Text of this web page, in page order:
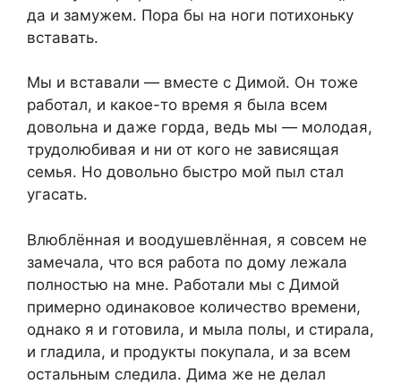
да и замужем. Пора бы на ноги потихоньку
вставать.
Мы и вставали — вместе с Димой. Он тоже
работал, и какое-то время я была всем
довольна и даже горда, ведь мы — молодая,
трудолюбивая и ни от кого не зависящая
семья. Но довольно быстро мой пыл стал
угасать.
Влюблённая и воодушевлённая, я совсем не
замечала, что вся работа по дому лежала
полностью на мне. Работали мы с Димой
примерно одинаковое количество времени,
однако я и готовила, и мыла полы, и стирала,
и гладила, и продукты покупала, и за всем
остальным следила. Дима же не делал